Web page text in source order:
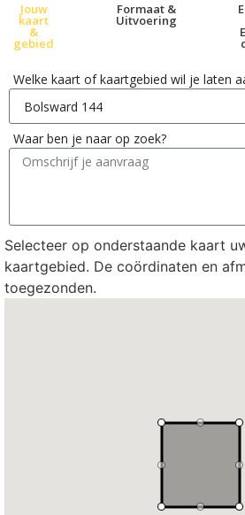
Jouw
kaart
&
gebied
Formaat &
Uitvoering
Welke kaart of kaartgebied wil je laten
Waar ben je naar op zoek?
Selecteer op onderstaande kaart
kaartgebied. De coördinaten en
toegezonden.